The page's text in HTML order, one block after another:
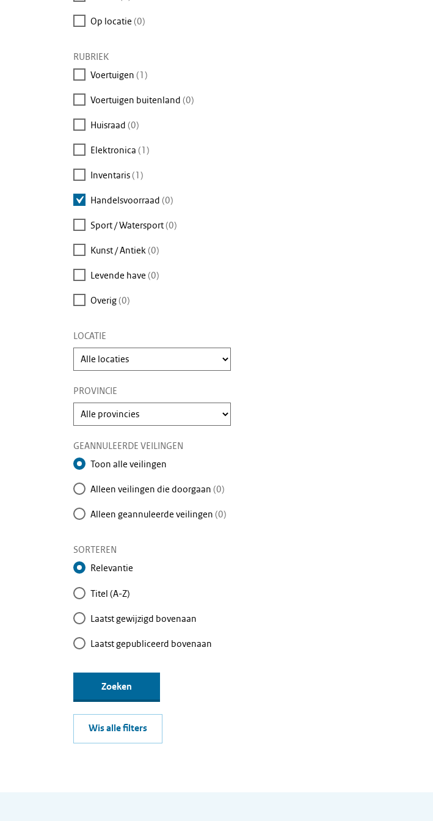
te
Op locatie (0)
RUBRIEK
Voertuigen (1)
Voertuigen buitenland (0)
Huisraad (0)
Elektronica (1)
Inventaris(1)
Handelsvoorraad (0)
Sport / Watersport(0)
Kunst / Antiek(0)
Levende have (0)
Overig(0)
LOCATIE
Kies
een
veilinglocatie
PROVINCIE
Kies
een
provincie
GEANNULEERDE VEILINGEN
Toon alle veilingen
Alleen veilingen die doorgaan (0)
Alleen geannuleerde veilingen (0)
SORTEREN
Relevantie
Titel (A-Z)
Laatst gewijzigd bovenaan
Laatst gepubliceerd bovenaan